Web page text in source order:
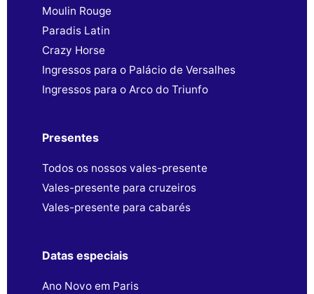
Moulin Rouge
Paradis Latin
Crazy Horse
Ingressos para o Palácio de Versalhes
Ingressos para o Arco do Triunfo
Presentes
Todos os nossos vales-presente
Vales-presente para cruzeiros
Vales-presente para cabarés
Datas especiais
Ano Novo em Paris